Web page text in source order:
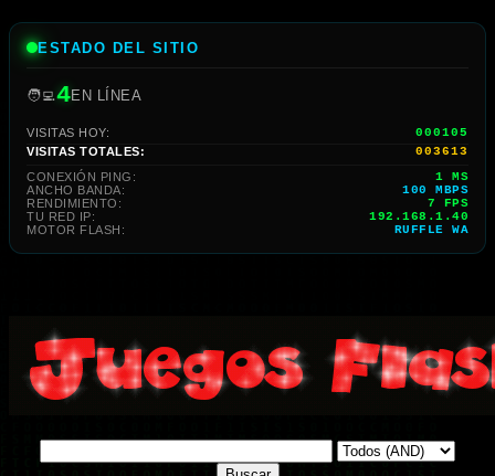
ESTADO DEL SITIO
🧑‍💻4EN LÍNEA
VISITAS HOY:
000105
VISITAS TOTALES:
003613
CONEXIÓN PING:
1 MS
ANCHO BANDA:
100 MBPS
RENDIMIENTO:
7 FPS
TU RED IP:
192.168.1.40
MOTOR FLASH:
RUFFLE WA